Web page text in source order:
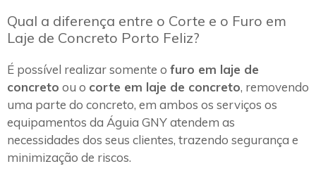
Qual a diferença entre o Corte e o Furo em
Laje de Concreto Porto Feliz?
É possível realizar somente o furo em laje de
concreto ou o corte em laje de concreto, removendo
uma parte do concreto, em ambos os serviços os
equipamentos da Águia GNY atendem as
necessidades dos seus clientes, trazendo segurança e
minimização de riscos.